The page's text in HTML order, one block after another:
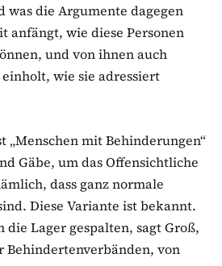
was die Argumente dagegen
anfängt, wie diese Personen
und von ihnen auch
wie sie adressiert
„Menschen mit Behinderungen“
Gäbe, um das Offensichtliche
dass ganz normale
Diese Variante ist bekannt.
die Lager gespalten, sagt Groß,
Behindertenverbänden, von